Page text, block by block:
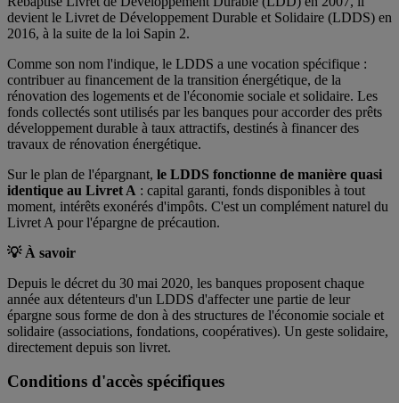
devient le Livret de Développement Durable et Solidaire (LDDS) en
2016, à la suite de la loi Sapin 2.
Comme son nom l'indique, le LDDS a une vocation spécifique :
contribuer au financement de la transition énergétique, de la
rénovation des logements et de l'économie sociale et solidaire. Les
fonds collectés sont utilisés par les banques pour accorder des prêts
développement durable à taux attractifs, destinés à financer des
travaux de rénovation énergétique.
Sur le plan de l'épargnant, le LDDS fonctionne de manière quasi
identique au Livret A : capital garanti, fonds disponibles à tout
moment, intérêts exonérés d'impôts. C'est un complément naturel du
Livret A pour l'épargne de précaution.
💡 À savoir
Depuis le décret du 30 mai 2020, les banques proposent chaque
année aux détenteurs d'un LDDS d'affecter une partie de leur
épargne sous forme de don à des structures de l'économie sociale et
solidaire (associations, fondations, coopératives). Un geste solidaire,
directement depuis son livret.
Conditions d'accès spécifiques